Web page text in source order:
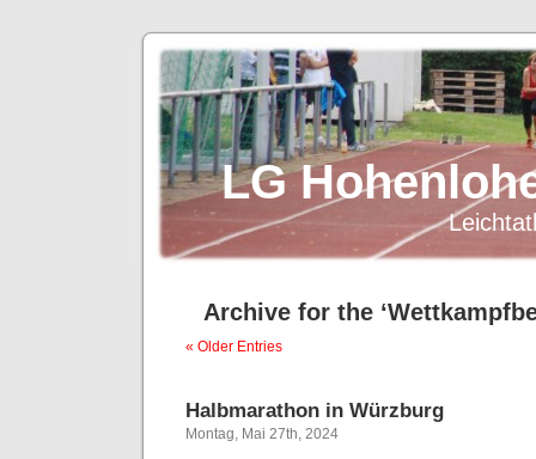
LG
Archive for the
« Older Entries
Halbmarathon in Würzburg
Montag, Mai 27th, 2024